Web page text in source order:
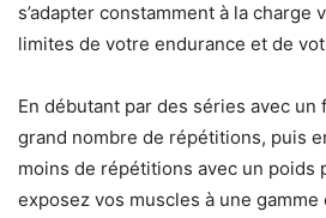
s’adapter constamment à la charge
limites de votre endurance et de
En débutant par des séries avec un
grand nombre de répétitions, puis
moins de répétitions avec un poids
exposez vos muscles à une